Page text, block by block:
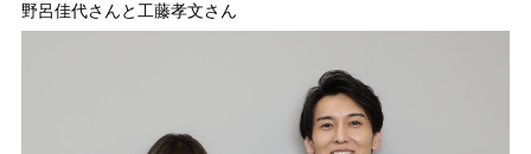
野呂佳代さんと工藤孝文さん